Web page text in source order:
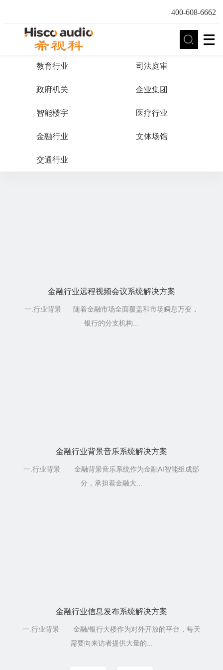
400-608-6662
教育行业 司法庭审
政府机关 企业集团
智能楼宇 医疗行业
金融行业 文体场馆
交通行业
金融行业远程视频会议系统解决方案
一.行业背景 随着金融市场全面覆盖和市场瞬息万变，
银行的分支机构...
金融行业背景音乐系统解决方案
一.行业背景 金融背景音乐系统作为金融AI智能组成部
分，承担着金融大...
金融行业信息发布系统解决方案
一.行业背景 金融/银行大楼作为对外开放的平台，每天
需要向来访者提供大量的...